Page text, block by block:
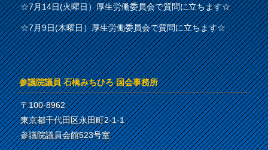
☆7月14日(火曜日）厚生労働委員会で質問に立ちます☆
☆7月9日(木曜日）厚生労働委員会で質問に立ちます☆
参議院議員 石橋みちひろ 国会事務所
〒100-8962
東京都千代田区永田町2-1-1
参議院議員会館523号室